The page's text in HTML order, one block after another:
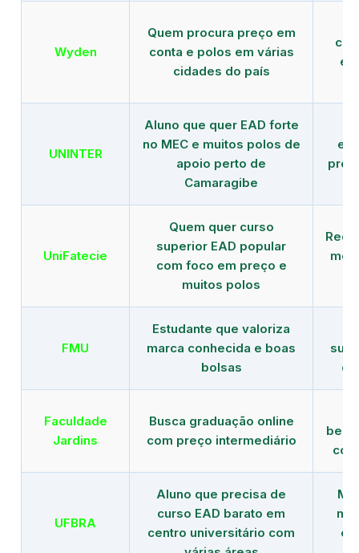
Wyden
Quem procura preço em
conta e polos em várias
cidades do país
UNINTER
Aluno que quer EAD forte
no MEC e muitos polos de
apoio perto de
Camaragibe
UniFatecie
Quem quer curso
superior EAD popular
com foco em preço e
muitos polos
FMU
Estudante que valoriza
marca conhecida e boas
bolsas
Faculdade
Jardins
Busca graduação online
com preço intermediário
UFBRA
Aluno que precisa de
curso EAD barato em
centro universitário com